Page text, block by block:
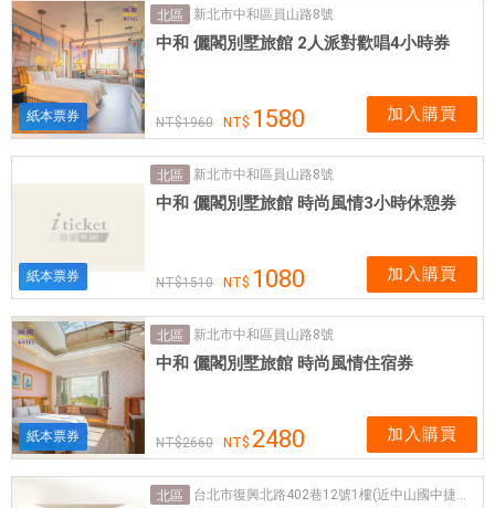
紙本票券
北區 新北市中和區員山路8號
中和 儷閣別墅旅館 2人派對歡唱4小時券
1960 1580 加入購買
紙本票券
北區 新北市中和區員山路8號
中和 儷閣別墅旅館 時尚風情3小時休憩券
1510 1080 加入購買
紙本票券
北區 新北市中和區員山路8號
中和 儷閣別墅旅館 時尚風情住宿券
2660 2480 加入購買
北區 台北市復興北路402巷12號1樓(近中山國中捷運站)